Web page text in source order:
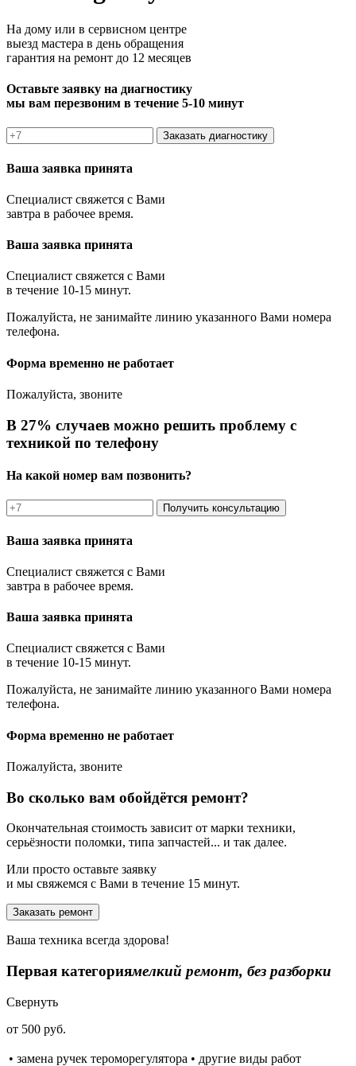
На дому или в сервисном центре
выезд мастера в день обращения
гарантия на ремонт до 12 месяцев
Оставьте заявку на диагностику
мы вам перезвоним в течение 5-10 минут
Заказать диагностику
Ваша заявка принята
Специалист свяжется с Вами
завтра в рабочее время.
Ваша заявка принята
Специалист свяжется с Вами
в течение 10-15 минут.
Пожалуйста, не занимайте линию указанного Вами номера
телефона.
Форма временно не работает
Пожалуйста, звоните
В 27% случаев можно решить проблему с
техникой по телефону
На какой номер вам позвонить?
Получить консультацию
Ваша заявка принята
Специалист свяжется с Вами
завтра в рабочее время.
Ваша заявка принята
Специалист свяжется с Вами
в течение 10-15 минут.
Пожалуйста, не занимайте линию указанного Вами номера
телефона.
Форма временно не работает
Пожалуйста, звоните
Во сколько вам обойдётся ремонт?
Окончательная стоимость зависит от марки техники,
серьёзности поломки, типа запчастей... и так далее.
Или просто оставьте заявку
и мы свяжемся с Вами в течение 15 минут.
Заказать ремонт
Ваша техника всегда здорова!
Первая категориямелкий ремонт, без разборки
Свернуть
от 500 руб.
• замена ручек тероморегулятора • другие виды работ